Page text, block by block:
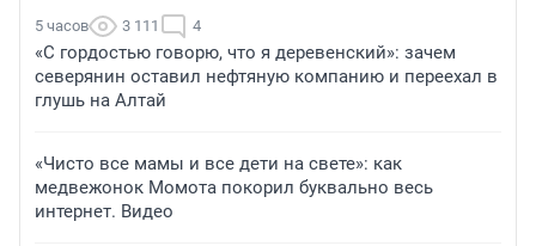
5 часов 3 111 4
«С гордостью говорю, что я деревенский»: зачем
северянин оставил нефтяную компанию и переехал в
глушь на Алтай
«Чисто все мамы и все дети на свете»: как
медвежонок Момота покорил буквально весь
интернет. Видео